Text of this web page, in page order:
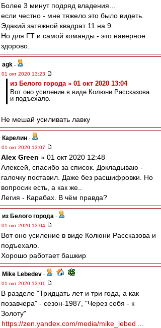
Более 3 минут подряд владения...
если честно - мне тяжело это было видеть.
Эдакий затяжной квадрат 11 на 9.
Но для ГТ и самой команды - это наверное
здорово.
agk -
01 окт 2020 13:23
из Белого города » 01 окт 2020 13:04
Вот оно усиление в виде Колюни Рассказова
и подъехало.
Не мешай усиливать лавку
Карелин -
01 окт 2020 13:07
Alex Green » 01 окт 2020 12:48
Алексей, спасибо за список. Докладываю -
галочку поставил. Даже без расшифровки. Но
вопросик есть, а как же..
Легия - Карабах. В чём правда?
из Белого города -
01 окт 2020 13:04
Вот оно усиление в виде Колюни Рассказова и
подъехало.
Хорошо работает башкир
Mike Lebedev -
01 окт 2020 13:01
В разделе "Тридцать лет и три года, а как
позавчера" - сезон-1987, "Через себя - к
Золоту"
https://zen.yandex.com/media/mike_lebed ...